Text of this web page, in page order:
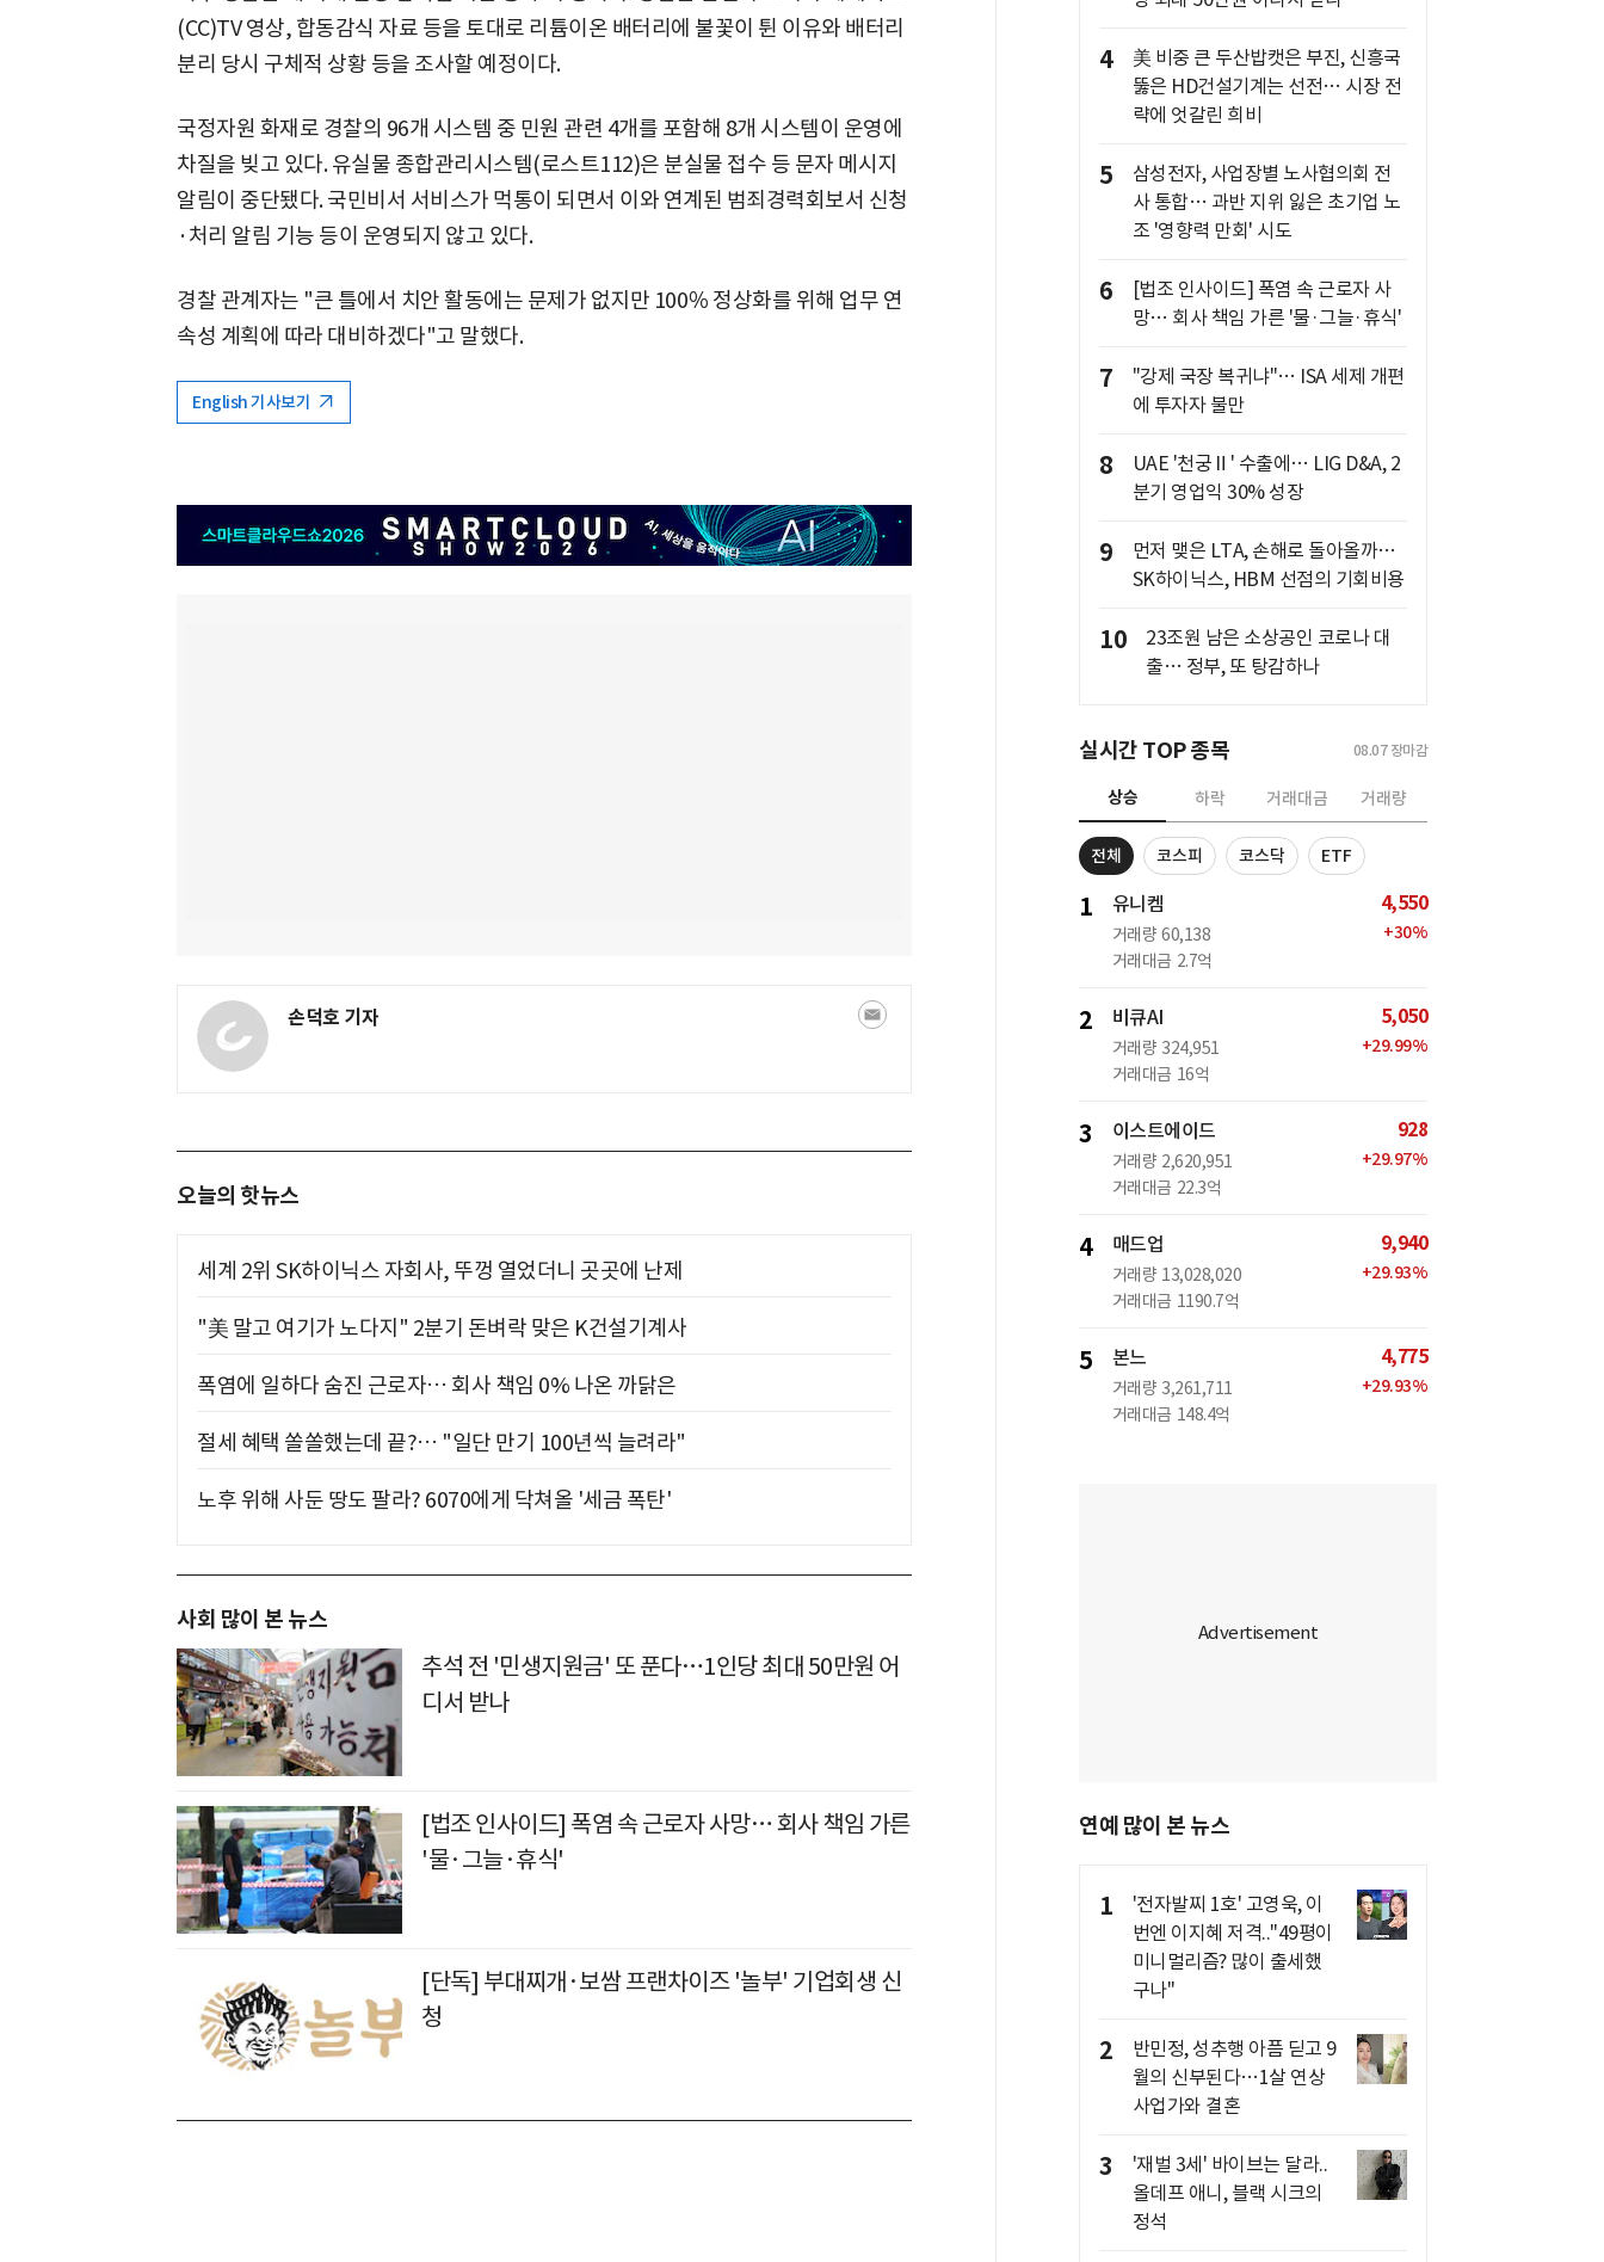
(CC)TV 영상, 합동감식 자료 등을 토대로 리튬이온 배터리에 불꽃이 튄 이유와 배터리
분리 당시 구체적 상황 등을 조사할 예정이다.
국정자원 화재로 경찰의 96개 시스템 중 민원 관련 4개를 포함해 8개 시스템이 운영에
차질을 빚고 있다. 유실물 종합관리시스템(로스트112)은 분실물 접수 등 문자 메시지
알림이 중단됐다. 국민비서 서비스가 먹통이 되면서 이와 연계된 범죄경력회보서 신청
·처리 알림 기능 등이 운영되지 않고 있다.
경찰 관계자는 "큰 틀에서 치안 활동에는 문제가 없지만 100％ 정상화를 위해 업무 연
속성 계획에 따라 대비하겠다"고 말했다.
English 기사보기
손덕호 기자
오늘의 핫뉴스
세계 2위 SK하이닉스 자회사, 뚜껑 열었더니 곳곳에 난제
"美 말고 여기가 노다지" 2분기 돈벼락 맞은 K건설기계사
폭염에 일하다 숨진 근로자… 회사 책임 0% 나온 까닭은
절세 혜택 쏠쏠했는데 끝?… "일단 만기 100년씩 늘려라"
노후 위해 사둔 땅도 팔라? 6070에게 닥쳐올 '세금 폭탄'
사회 많이 본 뉴스
추석 전 '민생지원금' 또 푼다…1인당 최대 50만원 어
디서 받나
[법조 인사이드] 폭염 속 근로자 사망… 회사 책임 가른
'물·그늘·휴식'
[단독] 부대찌개·보쌈 프랜차이즈 '놀부' 기업회생 신
청
4
美 비중 큰 두산밥캣은 부진, 신흥국
뚫은 HD건설기계는 선전… 시장 전
략에 엇갈린 희비
5
삼성전자, 사업장별 노사협의회 전
사 통합… 과반 지위 잃은 초기업 노
조 '영향력 만회' 시도
6
[법조 인사이드] 폭염 속 근로자 사
망… 회사 책임 가른 '물·그늘·휴식'
7
"강제 국장 복귀냐"… ISA 세제 개편
에 투자자 불만
8
UAE '천궁Ⅱ' 수출에… LIG D&A, 2
분기 영업익 30% 성장
9
먼저 맺은 LTA, 손해로 돌아올까…
SK하이닉스, HBM 선점의 기회비용
10
23조원 남은 소상공인 코로나 대
출… 정부, 또 탕감하나
실시간 TOP 종목 08.07 장마감
상승 하락 거래대금 거래량
전체 코스피 코스닥 ETF
1 유니켐
거래량 60,138
거래대금 2.7억
4,550
+30%
2 비큐AI
거래량 324,951
거래대금 16억
5,050
+29.99%
3 이스트에이드
거래량 2,620,951
거래대금 22.3억
928
+29.97%
4 매드업
거래량 13,028,020
거래대금 1190.7억
9,940
+29.93%
5 본느
거래량 3,261,711
거래대금 148.4억
4,775
+29.93%
연예 많이 본 뉴스
1
'전자발찌 1호' 고영욱, 이
번엔 이지혜 저격.."49평이
미니멀리즘? 많이 출세했
구나"
2
반민정, 성추행 아픔 딛고 9
월의 신부된다…1살 연상
사업가와 결혼
3
'재벌 3세' 바이브는 달라..
올데프 애니, 블랙 시크의
정석